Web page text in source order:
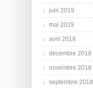
juin 2019
mai 2019
avril 2019
décembre 2018
novembre 2018
septembre 2018